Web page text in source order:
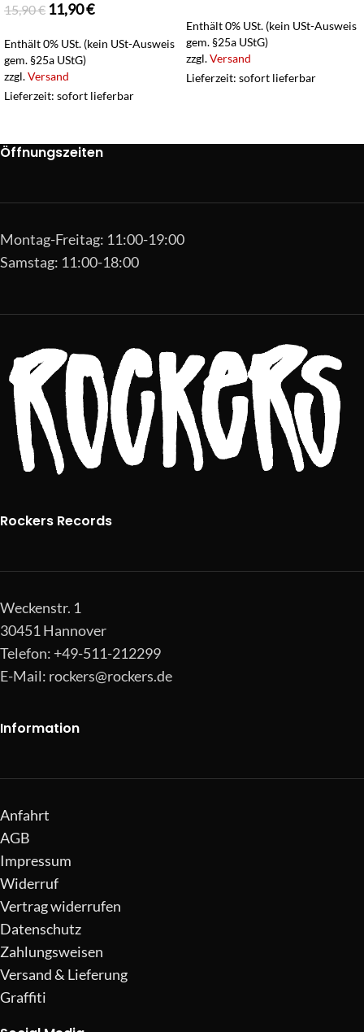
15,90€ 11,90€
Enthält 0% USt. (kein USt-Ausweis
gem. §25a UStG)
zzgl.Versand
Lieferzeit: sofort lieferbar
Enthält 0% USt. (kein USt-Ausweis
gem. §25a UStG)
zzgl.Versand
Lieferzeit: sofort lieferbar
Öffnungszeiten
Montag-Freitag: 11:00-19:00
Samstag: 11:00-18:00
Rockers Records
Weckenstr. 1
30451 Hannover
Telefon: +49-511-212299
E-Mail: rockers@rockers.de
Information
Anfahrt
AGB
Impressum
Widerruf
Vertrag widerrufen
Datenschutz
Zahlungsweisen
Versand & Lieferung
Graffiti